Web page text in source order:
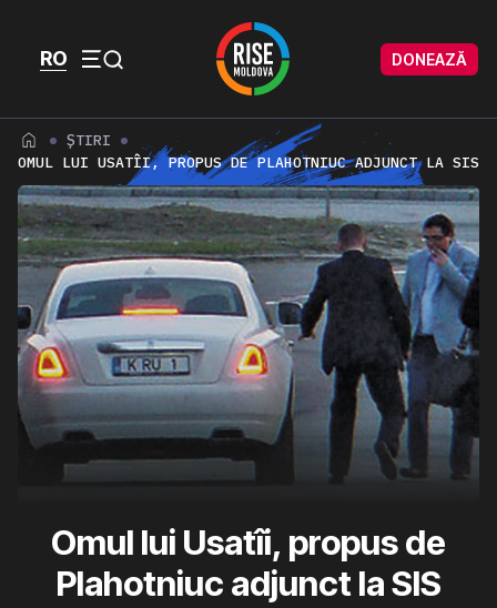
RO
DONEAZĂ
ȘTIRI
OMUL LUI USATÎI, PROPUS DE PLAHOTNIUC ADJUNCT LA SIS
Omul lui Usatîi, propus de
Plahotniuc adjunct la SIS